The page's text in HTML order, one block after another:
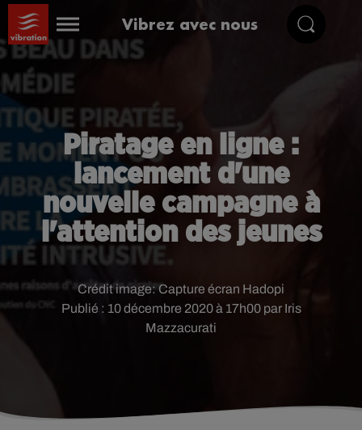
Vibrez avec nous
Piratage en ligne :
lancement d'une
nouvelle campagne à
l'attention des jeunes
Publié : 10 décembre 2020 à 17h00 par Iris
Mazzacurati
Crédit image:Capture écran Hadopi